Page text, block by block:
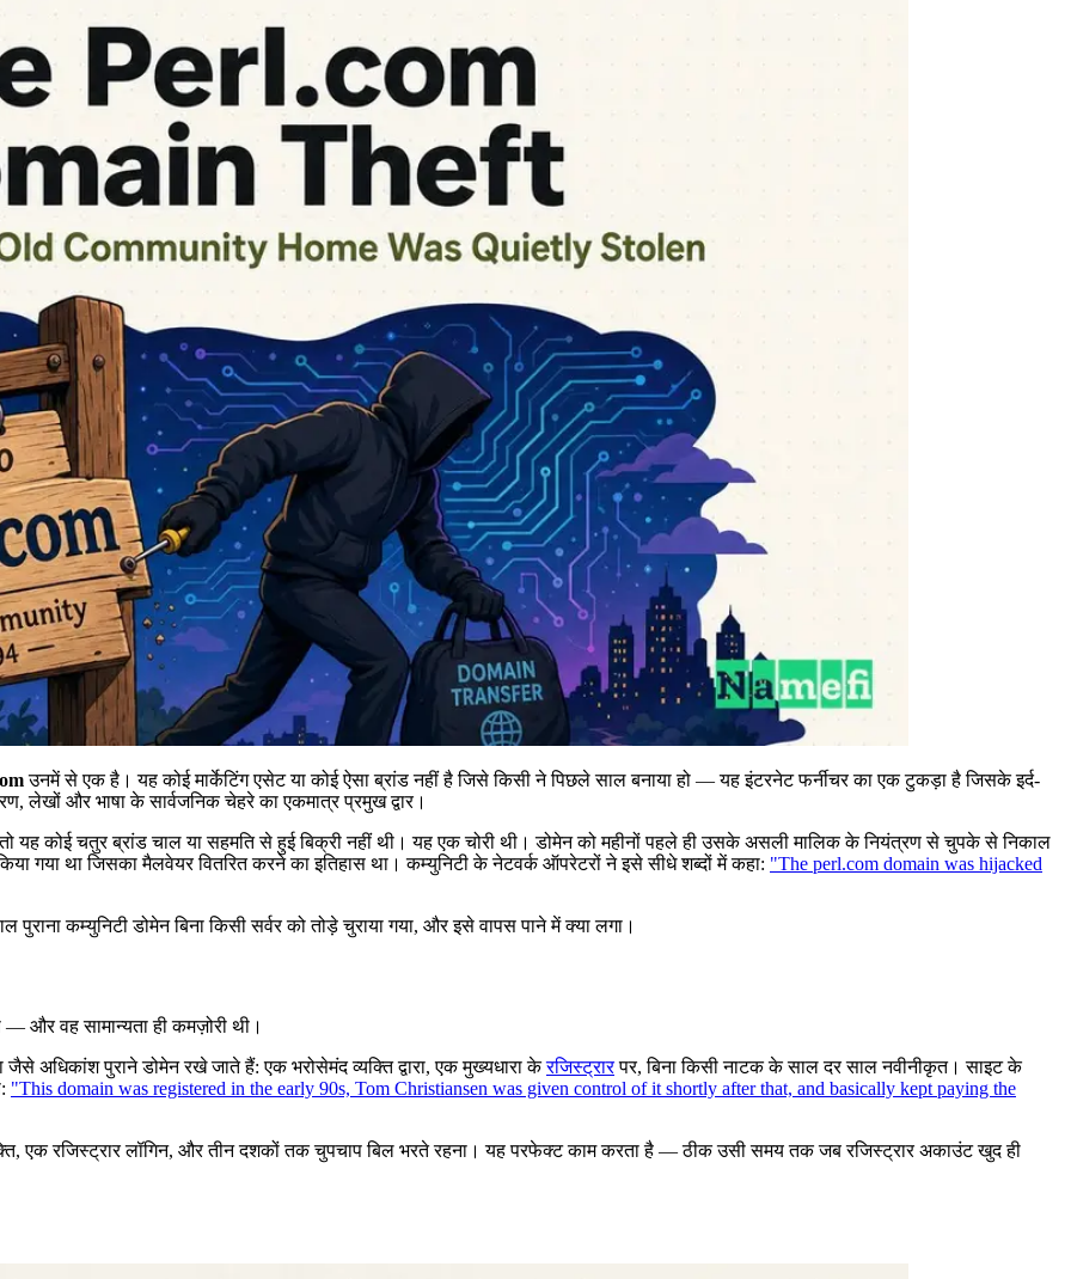
उनमें से एक है। यह कोई मार्केटिंग एसेट या कोई ऐसा ब्रांड नहीं है जिसे किसी ने पिछले साल बनाया हो — यह इंटरनेट फर्नीचर का एक टुकड़ा है जिसके इर्द-
लेखों और भाषा के सार्वजनिक चेहरे का एकमात्र प्रमुख द्वार।
यह कोई चतुर ब्रांड चाल या सहमति से हुई बिक्री नहीं थी। यह एक चोरी थी। डोमेन को महीनों पहले ही उसके असली मालिक के नियंत्रण से चुपके से निकाल
गया था जिसका मैलवेयर वितरित करने का इतिहास था। कम्युनिटी के नेटवर्क ऑपरेटरों ने इसे सीधे शब्दों में कहा: "The perl.com domain was hijacked
कम्युनिटी डोमेन बिना किसी सर्वर को तोड़े चुराया गया, और इसे वापस पाने में क्या लगा।
और वह सामान्यता ही कमज़ोरी थी।
अधिकांश पुराने डोमेन रखे जाते हैं: एक भरोसेमंद व्यक्ति द्वारा, एक मुख्यधारा केरजिस्ट्रारपर, बिना किसी नाटक के साल दर साल नवीनीकृत। साइट के
"This domain was registered in the early 90s, Tom Christiansen was given control of it shortly after that, and basically kept paying the
एक रजिस्ट्रार लॉगिन, और तीन दशकों तक चुपचाप बिल भरते रहना। यह परफेक्ट काम करता है — ठीक उसी समय तक जब रजिस्ट्रार अकाउंट खुद ही